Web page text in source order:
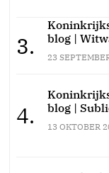
3.
blog |
23
4.
blog |
13 OKTOBER